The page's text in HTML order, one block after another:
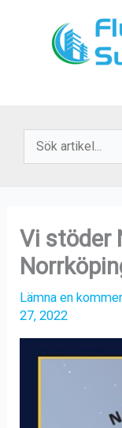
Vi stöder
Lämna en
27, 2022